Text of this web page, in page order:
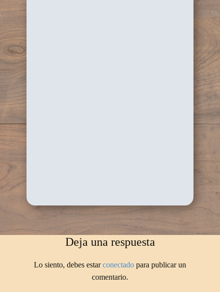
Deja una respuesta
Lo siento, debes estarconectado para publicar un
comentario.